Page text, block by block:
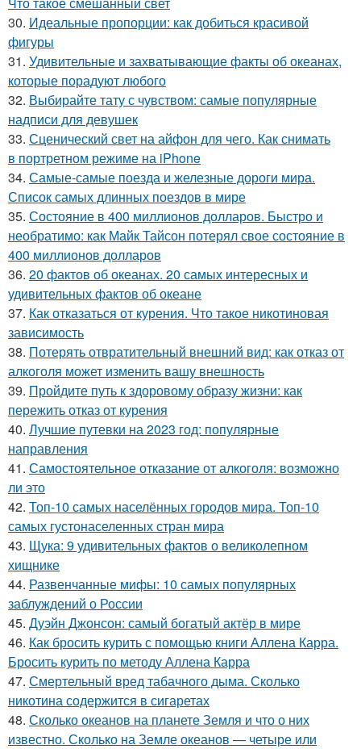
30. Идеальные пропорции: как добиться красивой
фигуры
31. Удивительные и захватывающие факты об океанах,
которые порадуют любого
32. Выбирайте тату с чувством: самые популярные
надписи для девушек
33. Сценический свет на айфон для чего. Как снимать
в портретном режиме на iPhone
34. Самые-самые поезда и железные дороги мира.
Список самых длинных поездов в мире
35. Состояние в 400 миллионов долларов. Быстро и
необратимо: как Майк Тайсон потерял свое состояние в
400 миллионов долларов
36. 20 фактов об океанах. 20 самых интересных и
удивительных фактов об океане
37. Как отказаться от курения. Что такое никотиновая
зависимость
38. Потерять отвратительный внешний вид: как отказ от
алкоголя может изменить вашу внешность
39. Пройдите путь к здоровому образу жизни: как
пережить отказ от курения
40. Лучшие путевки на 2023 год: популярные
направления
41. Самостоятельное отказание от алкоголя: возможно
ли это
42. Топ-10 самых населённых городов мира. Топ-10
самых густонаселенных стран мира
43. Щука: 9 удивительных фактов о великолепном
хищнике
44. Развенчанные мифы: 10 самых популярных
заблуждений о России
45. Дуэйн Джонсон: самый богатый актёр в мире
46. Как бросить курить с помощью книги Аллена Карра.
Бросить курить по методу Аллена Карра
47. Смертельный вред табачного дыма. Сколько
никотина содержится в сигаретах
48. Сколько океанов на планете Земля и что о них
известно. Сколько на Земле океанов — четыре или